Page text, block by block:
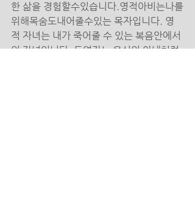
한 삶을 경험할수있습니다.영적아비는나를
위해목숨도내어줄수있는 목자입니다. 영
적 자녀는 내가 죽어줄 수 있는 복음안에서
의 자녀입니다. 동역자는 육신의 아내처럼